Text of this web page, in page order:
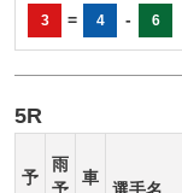
3 = 4 - 6
5R
予
雨
車